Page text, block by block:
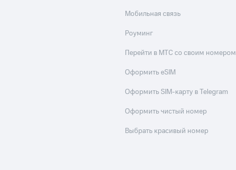
Мобильная связь
Роуминг
Перейти в МТС со своим номером
Оформить eSIM
Оформить SIM-карту в Telegram
Оформить чистый номер
Выбрать красивый номер